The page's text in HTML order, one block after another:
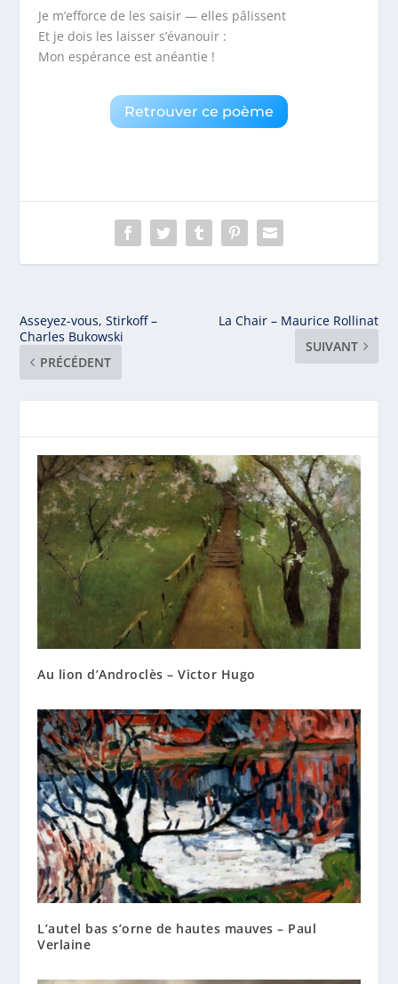
Je m’efforce de les saisir — elles pâlissent
Et je dois les laisser s’évanouir :
Mon espérance est anéantie !
Retrouver ce poème
Asseyez-vous, Stirkoff –
Charles Bukowski
PRÉCÉDENT
La Chair – Maurice Rollinat
SUIVANT
Au lion d’Androclès – Victor Hugo
L’autel bas s’orne de hautes mauves – Paul
Verlaine